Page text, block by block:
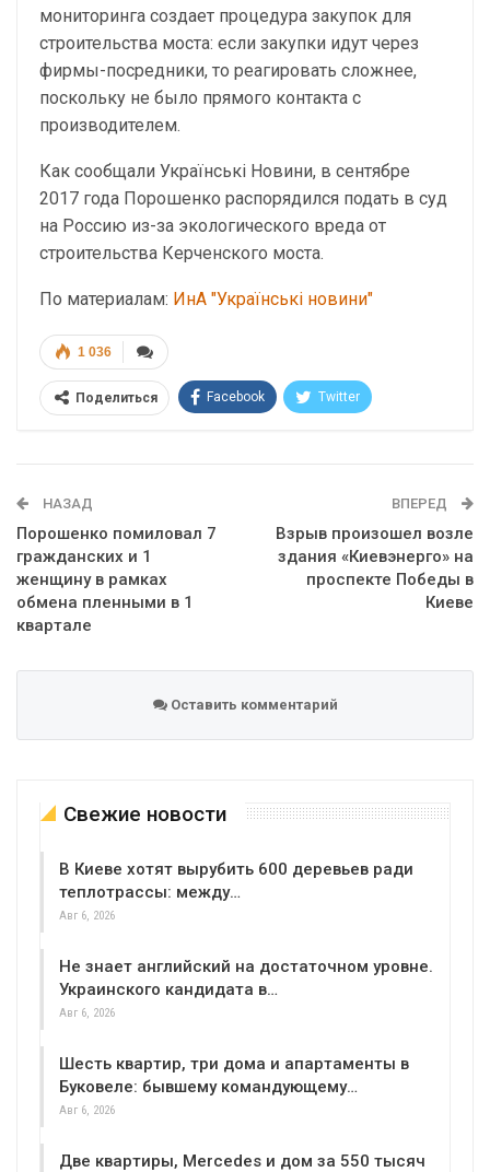
мониторинга создает процедура закупок для
строительства моста: если закупки идут через
фирмы-посредники, то реагировать сложнее,
поскольку не было прямого контакта с
производителем.
Как сообщали Українські Новини, в сентябре
2017 года Порошенко распорядился подать в суд
на Россию из-за экологического вреда от
строительства Керченского моста.
По материалам: ИнА "Українські новини"
1 036
Поделиться Facebook Twitter
НАЗАД
Порошенко помиловал 7
гражданских и 1
женщину в рамках
обмена пленными в 1
квартале
ВПЕРЕД
Взрыв произошел возле
здания «Киевэнерго» на
проспекте Победы в
Киеве
Оставить комментарий
Свежие новости
В Киеве хотят вырубить 600 деревьев ради
теплотрассы: между…
Авг 6, 2026
Не знает английский на достаточном уровне.
Украинского кандидата в…
Авг 6, 2026
Шесть квартир, три дома и апартаменты в
Буковеле: бывшему командующему…
Авг 6, 2026
Две квартиры, Mercedes и дом за 550 тысяч